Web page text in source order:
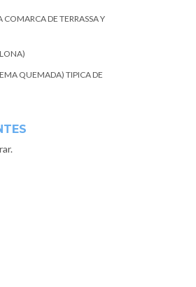
DE TERRASSA Y
QUEMADA) TIPICA DE